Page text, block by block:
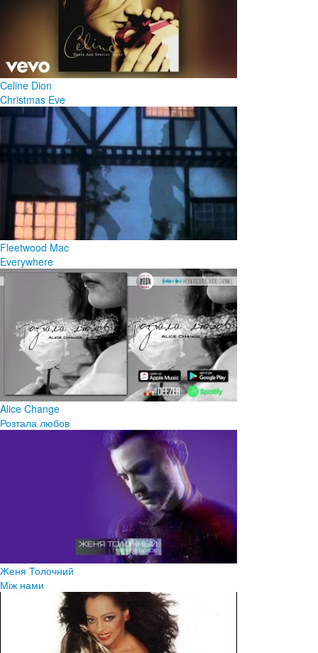
Celine Dion
Christmas Eve
Fleetwood Mac
Everywhere
Alice Change
Розтала любов
Женя Толочний
Між нами